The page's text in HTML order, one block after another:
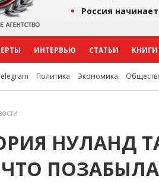
Россия
ИНТЕРВЬЮ СТАТЬИ КНИГИ
Политика Экономика
НУЛАНД